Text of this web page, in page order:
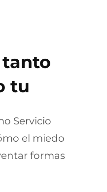
tu
Servicio
el miedo
formas